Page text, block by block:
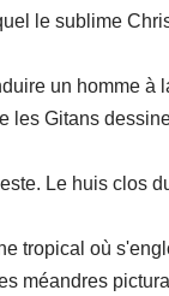
le sublime
un homme à
les Gitans
Le huis clos
tropical où
méandres